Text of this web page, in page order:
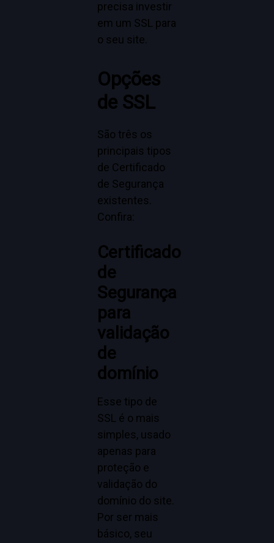
precisa investir
em um SSL para
o seu site.
Opções
de SSL
São três os
principais tipos
de Certificado
de Segurança
existentes.
Confira:
Certificado
de
Segurança
para
validação
de
domínio
Esse tipo de
SSL é o mais
simples, usado
apenas para
proteção e
validação do
domínio do site.
Por ser mais
básico, seu